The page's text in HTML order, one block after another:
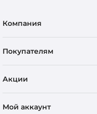
Компания
Покупателям
Акции
Мой аккаунт